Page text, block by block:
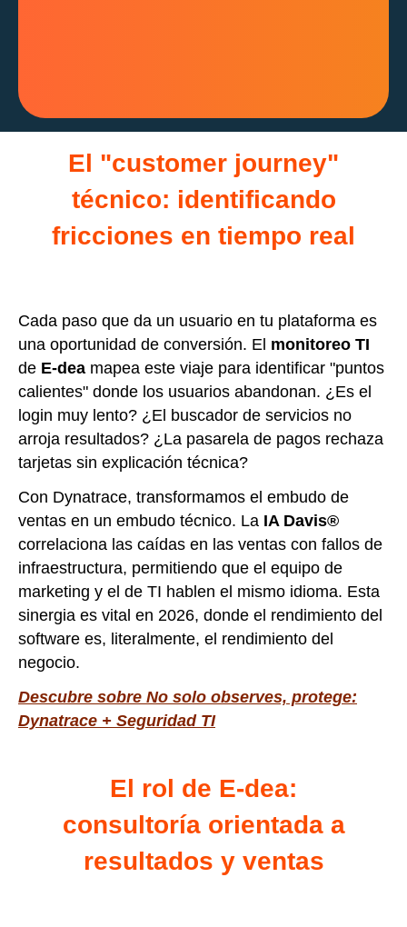
El "customer journey"
técnico: identificando
fricciones en tiempo real
Cada paso que da un usuario en tu plataforma es
una oportunidad de conversión. El monitoreo TI
de E-dea mapea este viaje para identificar "puntos
calientes" donde los usuarios abandonan. ¿Es el
login muy lento? ¿El buscador de servicios no
arroja resultados? ¿La pasarela de pagos rechaza
tarjetas sin explicación técnica?
Con Dynatrace, transformamos el embudo de
ventas en un embudo técnico. La IA Davis®
correlaciona las caídas en las ventas con fallos de
infraestructura, permitiendo que el equipo de
marketing y el de TI hablen el mismo idioma. Esta
sinergia es vital en 2026, donde el rendimiento del
software es, literalmente, el rendimiento del
negocio.
Descubre sobre No solo observes, protege:
Dynatrace + Seguridad TI
El rol de E-dea:
consultoría orientada a
resultados y ventas